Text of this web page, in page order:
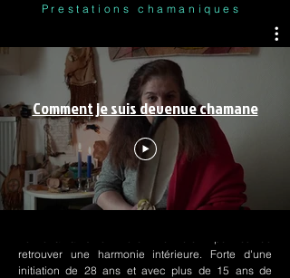
Prestations chamaniques
Comment je suis devenue chamane
retrouver une harmonie intérieure. Forte d'une
initiation de 28 ans et avec plus de 15 ans de